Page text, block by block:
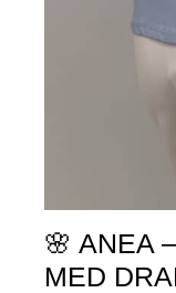
🌸 ANEA
MED